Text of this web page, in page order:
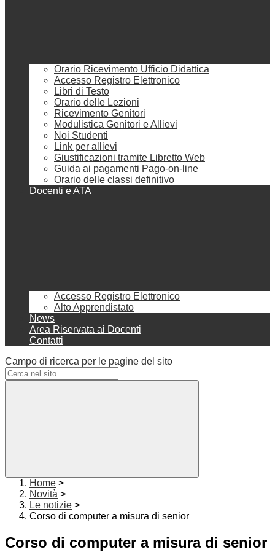
Orario Ricevimento Ufficio Didattica
Accesso Registro Elettronico
Libri di Testo
Orario delle Lezioni
Ricevimento Genitori
Modulistica Genitori e Allievi
Noi Studenti
Link per allievi
Giustificazioni tramite Libretto Web
Guida ai pagamenti Pago-on-line
Orario delle classi definitivo
Docenti e ATA
Accesso Registro Elettronico
Alto Apprendistato
News
Area Riservata ai Docenti
Contatti
Campo di ricerca per le pagine del sito
Home >
Novità >
Le notizie >
Corso di computer a misura di senior
Corso di computer a misura di senior